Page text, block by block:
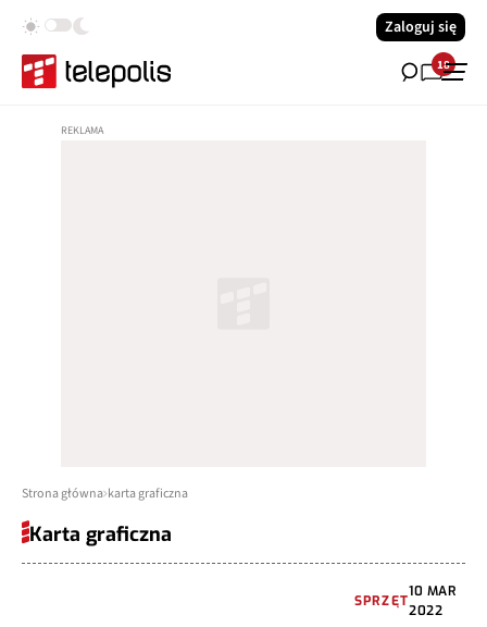
Zaloguj się
18
Strona główna karta graficzna
Karta graficzna
SPRZĘT
10 MAR
2022